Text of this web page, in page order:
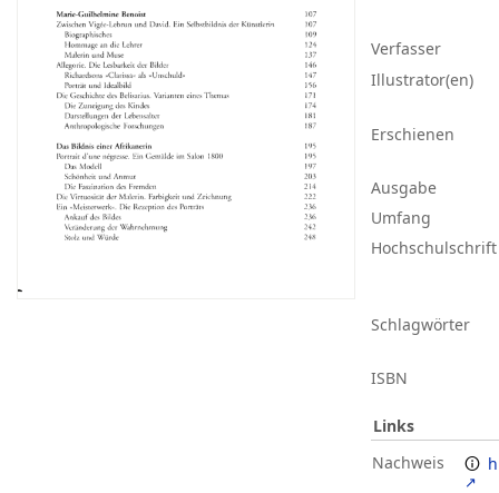
Verfasser
Illustrator(en)
Erschienen
Ausgabe
Umfang
Hochschulschrift
Schlagwörter
ISBN
Links
Nachweis